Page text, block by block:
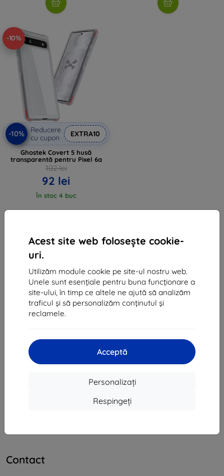
Acest site web folosește cookie-
uri.
Utilizăm module cookie pe site-ul nostru web.
Unele sunt esențiale pentru buna funcționare a
site-ului, în timp ce altele ne ajută să analizăm
traficul și să personalizăm conținutul și
reclamele.
Acceptă
Personalizați
Respingeți
-10%
-10%
Reducere
cu cupon
EXTRA10
Ghostek Covert 5 husă
transparentă pentru Pixel 6a
102 lei
92 lei
În stoc 4 buc
din total3
«
Ulica Rudolfa Mocka 3750/2A
Contact